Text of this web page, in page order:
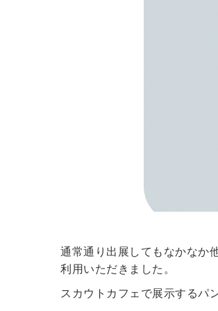
通常通り出展してもなかなか
利用いただきました。
スカウトカフェで展示するパ